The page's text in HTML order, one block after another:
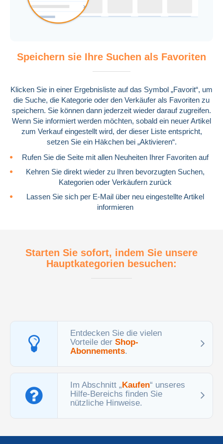
Speichern sie Ihre Suchen als Favoriten
Klicken Sie in einer Ergebnisliste auf das Symbol „Favorit“, um
die Suche, die Kategorie oder den Verkäufer als Favoriten zu
speichern. Sie können dann jederzeit wieder darauf zugreifen.
Wenn Sie informiert werden möchten, sobald ein neuer Artikel
zum Verkauf eingestellt wird, der dieser Liste entspricht,
setzen Sie ein Häkchen bei „Aktivieren“.
Rufen Sie die Seite mit allen Neuheiten Ihrer Favoriten auf
Kehren Sie direkt wieder zu Ihren bevorzugten Suchen,
Kategorien oder Verkäufern zurück
Lassen Sie sich per E-Mail über neu eingestellte Artikel
informieren
Starten Sie sofort, indem Sie unsere
Hauptkategorien besuchen:
Entdecken Sie die vielen
Vorteile der Shop-
Abonnements.
Im Abschnitt „Kaufen“ unseres
Hilfe-Bereichs finden Sie
nützliche Hinweise.